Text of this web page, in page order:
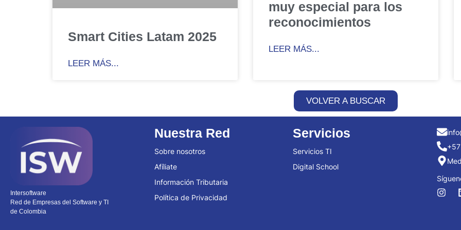
Smart Cities Latam 2025
LEER MÁS...
muy especial para los
reconocimientos
LEER MÁS...
VOLVER A BUSCAR
Intersoftware
Red de Empresas del Software y TI
de Colombia
Nuestra Red
Sobre nosotros
Afíliate
Información Tributaria
Política de Privacidad
Servicios
Servicios TI
Digital School